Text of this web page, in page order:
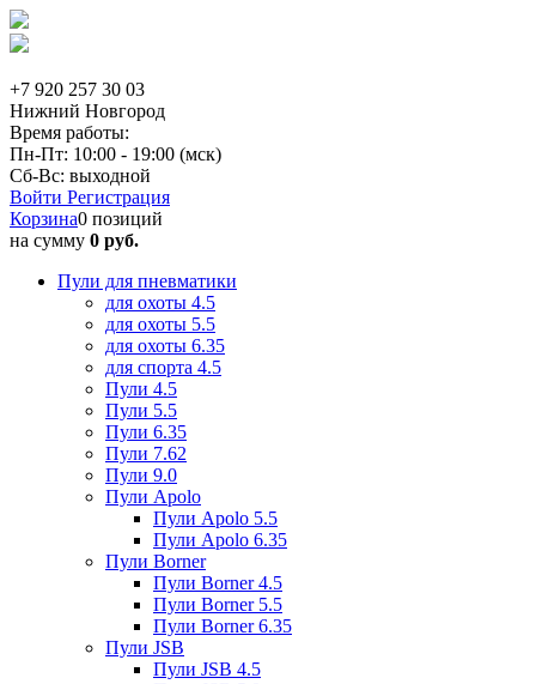
+7 920 257 30 03
Нижний Новгород
Время работы:
Пн-Пт: 10:00 - 19:00 (мск)
Сб-Вс: выходной
Войти Регистрация
Корзина0 позиций
на сумму 0 руб.
Пули для пневматики
для охоты 4.5
для охоты 5.5
для охоты 6.35
для спорта 4.5
Пули 4.5
Пули 5.5
Пули 6.35
Пули 7.62
Пули 9.0
Пули Apolo
Пули Apolo 5.5
Пули Apolo 6.35
Пули Borner
Пули Borner 4.5
Пули Borner 5.5
Пули Borner 6.35
Пули JSB
Пули JSB 4.5